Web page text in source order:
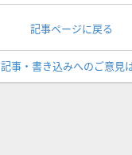
記事ページに戻る
記事・書き込みへのご意見